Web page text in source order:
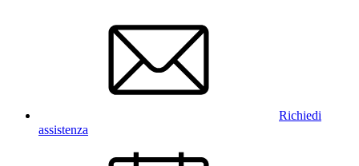
Richiedi
assistenza